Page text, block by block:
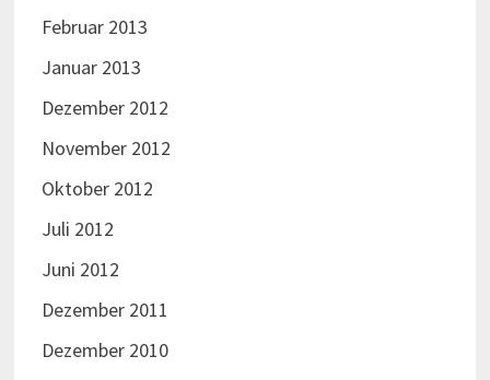
Februar 2013
Januar 2013
Dezember 2012
November 2012
Oktober 2012
Juli 2012
Juni 2012
Dezember 2011
Dezember 2010